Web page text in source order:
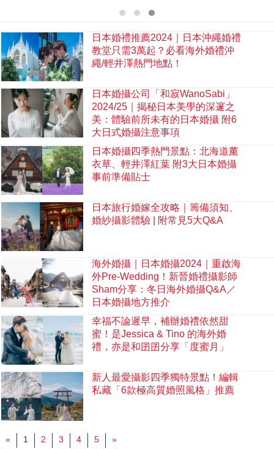
日本婚禮推薦2024｜日本沖繩婚禮
教堂只需3萬起？必看海外婚禮沖
繩/輕井澤熱門地點！
日本婚攝公司「和寂WanoSabi」
2024/25｜揭秘日本美學的深邃之
美：體驗前所未有的日本婚攝 附6
大日式婚攝注意事項
日本婚攝四季熱門景點：北海道薰
衣草、輕井澤紅葉 附3大日本婚攝
事前準備貼士
日本旅行婚嫁全攻略｜籌備須知、
婚紗攝影體驗 | 附常見5大Q&A
海外婚攝｜日本婚攝2024｜重啟海
外Pre-Wedding！新晉婚禮攝影師
Sham分享：冬日海外婚攝Q&A／
日本婚攝地方推介
幸福不論遲早，補辦婚禮依然甜
蜜！是Jessica & Tino 的海外婚
禮，亦是和囝囝分享「度蜜月」
新人最愛攝影四季獨特景點！編輯
私藏「6款極高質婚照風格」推薦
« 1 2 3 4 5 »